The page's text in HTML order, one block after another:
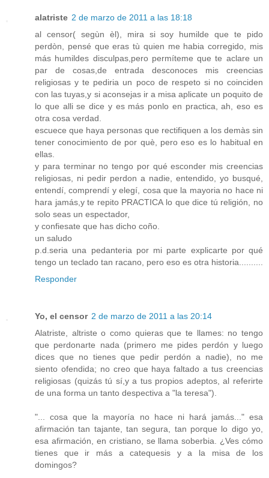
alatriste 2 de marzo de 2011 a las 18:18
al censor( segùn èl), mira si soy humilde que te pido
perdòn, pensé que eras tù quien me habia corregido, mis
más humildes disculpas,pero permíteme que te aclare un
par de cosas,de entrada desconoces mis creencias
religiosas y te pediria un poco de respeto si no coinciden
con las tuyas,y si aconsejas ir a misa aplicate un poquito de
lo que alli se dice y es más ponlo en practica, ah, eso es
otra cosa verdad.
escuece que haya personas que rectifiquen a los demàs sin
tener conocimiento de por què, pero eso es lo habitual en
ellas.
y para terminar no tengo por qué esconder mis creencias
religiosas, ni pedir perdon a nadie, entendido, yo busqué,
entendí, comprendí y elegí, cosa que la mayoria no hace ni
hara jamás,y te repito PRACTICA lo que dice tú religión, no
solo seas un espectador,
y confiesate que has dicho coño.
un saludo
p.d.seria una pedanteria por mi parte explicarte por qué
tengo un teclado tan racano, pero eso es otra historia..........
Responder
Yo, el censor 2 de marzo de 2011 a las 20:14
Alatriste, altriste o como quieras que te llames: no tengo
que perdonarte nada (primero me pides perdón y luego
dices que no tienes que pedir perdón a nadie), no me
siento ofendida; no creo que haya faltado a tus creencias
religiosas (quizás tú sí,y a tus propios adeptos, al referirte
de una forma un tanto despectiva a "la teresa").
"... cosa que la mayoría no hace ni hará jamás..." esa
afirmación tan tajante, tan segura, tan porque lo digo yo,
esa afirmación, en cristiano, se llama soberbia. ¿Ves cómo
tienes que ir más a catequesis y a la misa de los
domingos?